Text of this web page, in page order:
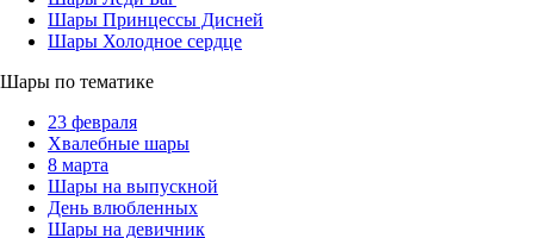
Шары Принцессы Дисней
Шары Холодное сердце
Шары по тематике
23 февраля
Хвалебные шары
8 марта
Шары на выпускной
День влюбленных
Шары на девичник